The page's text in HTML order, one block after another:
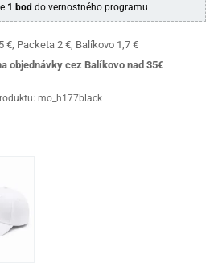
1 bod do vernostného programu
€, Packeta 2 €, Balíkovo 1,7 €
objednávky cez Balíkovo nad 35€
mo_h177black